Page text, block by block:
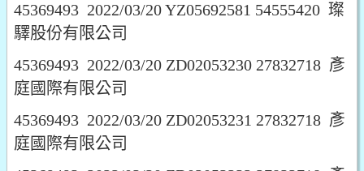
45369493 2022/03/20 YZ05692581 54555420 璨
驛股份有限公司
45369493 2022/03/20 ZD02053230 27832718 彥
庭國際有限公司
45369493 2022/03/20 ZD02053231 27832718 彥
庭國際有限公司